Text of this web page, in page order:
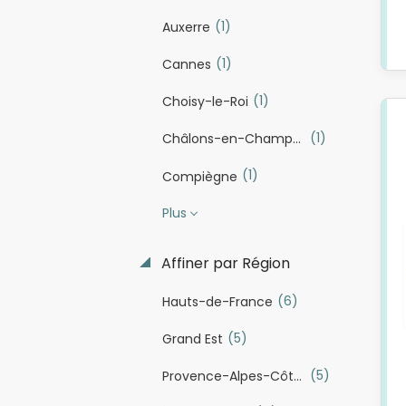
Auxerre (1)
Cannes (1)
Choisy-le-Roi (1)
Châlons-en-Champagne (1)
Compiègne (1)
Plus
Affiner par Région
Hauts-de-France (6)
Grand Est (5)
Provence-Alpes-Côte d'Azur (5)